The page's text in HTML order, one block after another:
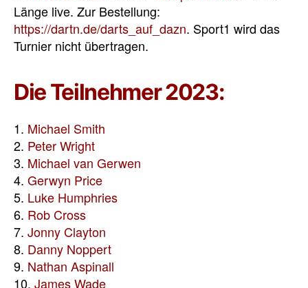
Länge live. Zur Bestellung:
https://dartn.de/darts_auf_dazn. Sport1 wird das
Turnier nicht übertragen.
Die Teilnehmer 2023:
1. Michael Smith
2. Peter Wright
3. Michael van Gerwen
4. Gerwyn Price
5. Luke Humphries
6. Rob Cross
7. Jonny Clayton
8. Danny Noppert
9. Nathan Aspinall
10. James Wade